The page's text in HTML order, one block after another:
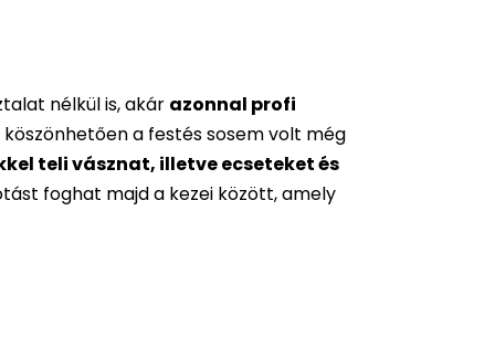
nélkül is, akár azonnal profi
a festés sosem volt még
teli vásznat, illetve ecseteket és
foghat majd a kezei között, amely